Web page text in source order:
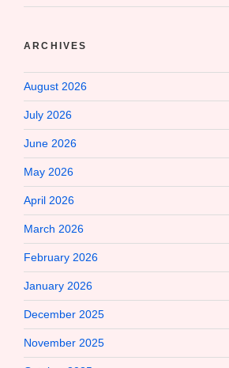
ARCHIVES
August 2026
July 2026
June 2026
May 2026
April 2026
March 2026
February 2026
January 2026
December 2025
November 2025